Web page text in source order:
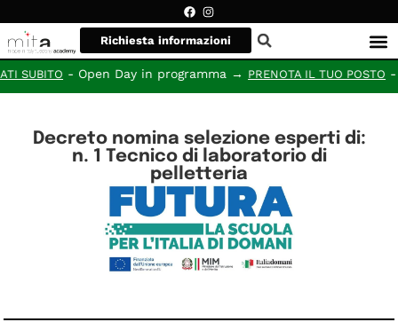
Richiesta informazioni
SUBITO- Open Day in programma →PRENOTA IL TUO POSTO-
Decreto nomina selezione esperti di:
n. 1 Tecnico di laboratorio di
pelletteria